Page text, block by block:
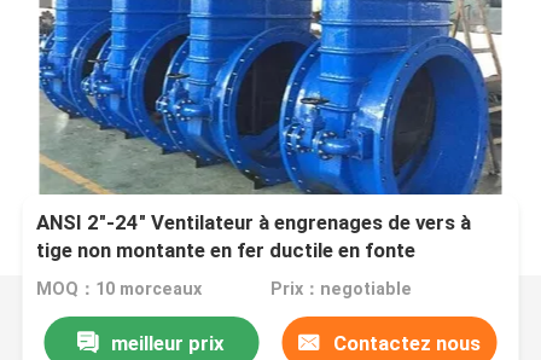
ANSI 2"-24" Ventilateur à engrenages de vers à
tige non montante en fer ductile en fonte
MOQ：10 morceaux Prix：negotiable
meilleur prix Contactez nous